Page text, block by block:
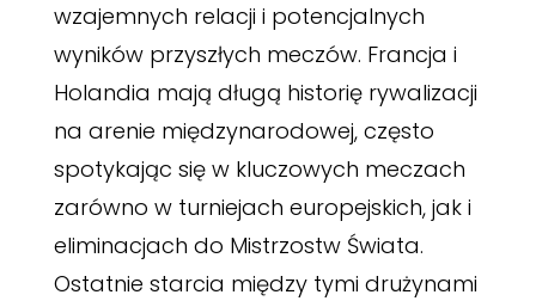
wzajemnych relacji i potencjalnych
wyników przyszłych meczów. Francja i
Holandia mają długą historię rywalizacji
na arenie międzynarodowej, często
spotykając się w kluczowych meczach
zarówno w turniejach europejskich, jak i
eliminacjach do Mistrzostw Świata.
Ostatnie starcia między tymi drużynami